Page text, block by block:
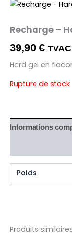
Recharge –
39,90 € TVAC
Hard gel en
Rupture de stock
Informations
Poids
Produits similaires